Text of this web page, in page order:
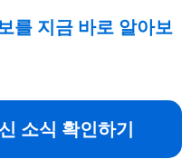
를 지금 바로 알아보
소식 확인하기